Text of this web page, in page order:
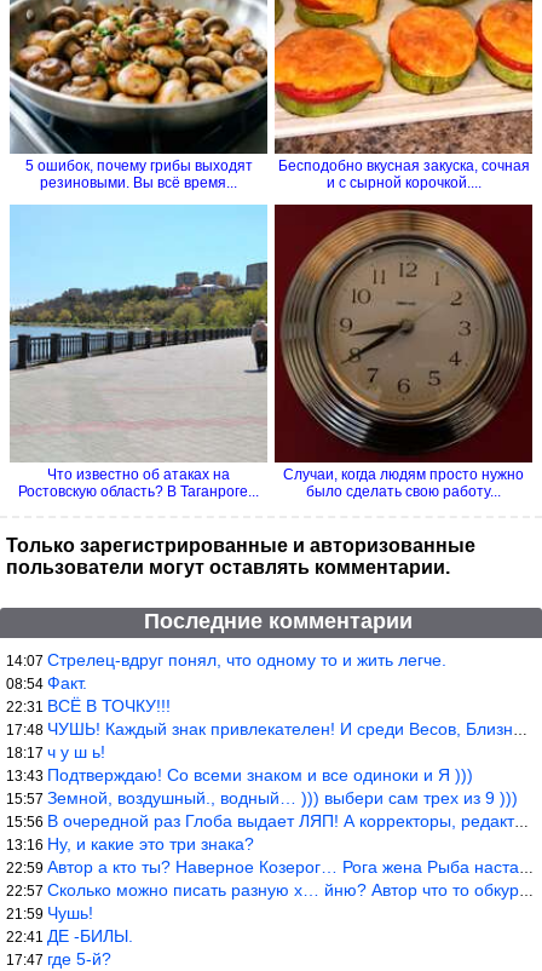
5 ошибок, почему грибы выходят
резиновыми. Вы всё время...
Бесподобно вкусная закуска, сочная
и с сырной корочкой....
Что известно об атаках на
Ростовскую область? В Таганроге...
Случаи, когда людям просто нужно
было сделать свою работу...
Только зарегистрированные и авторизованные
пользователи могут оставлять комментарии.
Последние комментарии
14:07 Стрелец-вдруг понял, что одному то и жить легче.
08:54 Факт.
22:31 ВСЁ В ТОЧКУ!!!
17:48 ЧУШЬ! Каждый знак привлекателен! И среди Весов, Близнецов встреч
18:17 ч у ш ь!
13:43 Подтверждаю! Со всеми знаком и все одиноки и Я )))
15:57 Земной, воздушный., водный… ))) выбери сам трех из 9 )))
15:56 В очередной раз Глоба выдает ЛЯП! А корректоры, редакторы пропус
13:16 Ну, и какие это три знака?
22:59 Автор а кто ты? Наверное Козерог… Рога жена Рыба наставила ))
22:57 Сколько можно писать разную х… йню? Автор что то обкурился?
21:59 Чушь!
22:41 ДЕ -БИЛЫ.
17:47 где 5-й?